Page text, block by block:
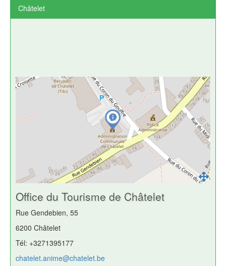
Châtelet
Office du Tourisme de Châtelet
Rue Gendebien, 55
6200 Châtelet
Tél: +3271395177
chatelet.anime@chatelet.be